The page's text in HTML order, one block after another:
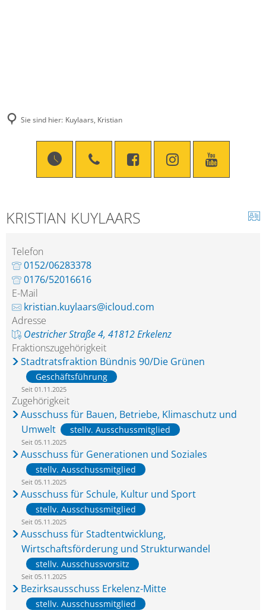
Sie sind hier: Kuylaars, Kristian
KRISTIAN KUYLAARS
Telefon
0152/06283378
0176/52016616
E-Mail
kristian.kuylaars@icloud.com
Adresse
Oestricher Straße 4, 41812 Erkelenz
Fraktionszugehörigkeit
Stadtratsfraktion Bündnis 90/Die Grünen
Geschäftsführung
Seit 01.11.2025
Zugehörigkeit
Ausschuss für Bauen, Betriebe, Klimaschutz und
Umwelt
stellv. Ausschussmitglied
Seit 05.11.2025
Ausschuss für Generationen und Soziales
stellv. Ausschussmitglied
Seit 05.11.2025
Ausschuss für Schule, Kultur und Sport
stellv. Ausschussmitglied
Seit 05.11.2025
Ausschuss für Stadtentwicklung,
Wirtschaftsförderung und Strukturwandel
stellv. Ausschussvorsitz
Seit 05.11.2025
Bezirksausschuss Erkelenz-Mitte
stellv. Ausschussmitglied